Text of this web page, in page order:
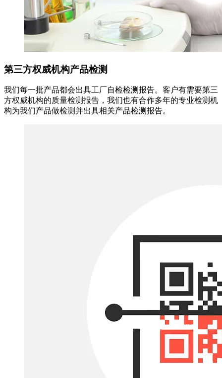
第三方权威机构产品检测
我们每一批产品都会出具工厂自检检测报告。客户有需要第三
方权威机构的质量检测报告，我们也有合作多年的专业检测机
构为我们产品做检测并出具相关产品检测报告。